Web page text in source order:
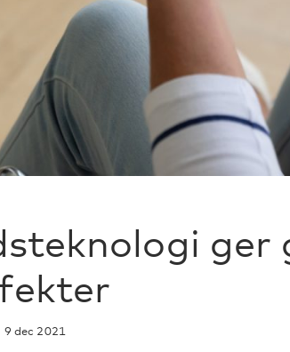
ger
9 dec 2021